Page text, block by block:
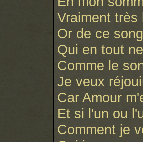
Vraiment
Or de ce
Qui en tout
Comme le
Je veux
Car Amour
Et si l'un ou
Comment je